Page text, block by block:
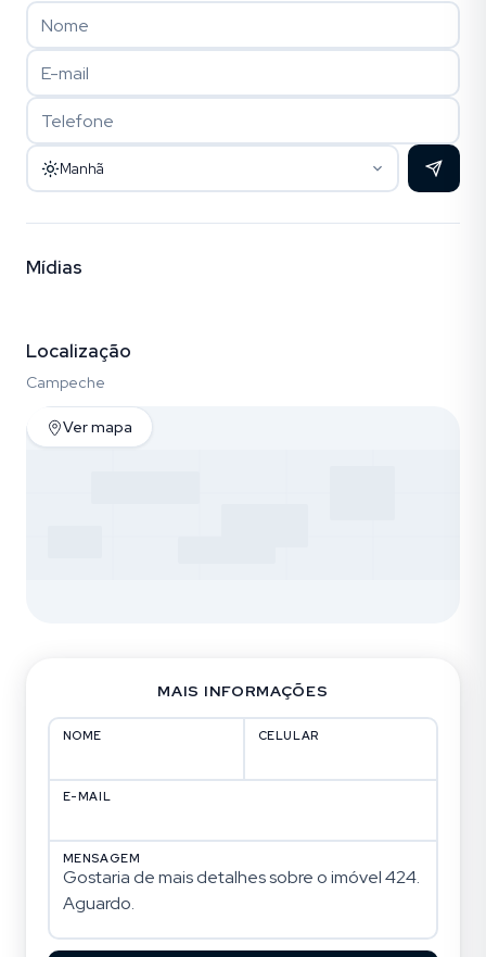
Manhã
Mídias
Localização
Campeche
Ver mapa
MAIS INFORMAÇÕES
NOME CELULAR
E-MAIL
MENSAGEM